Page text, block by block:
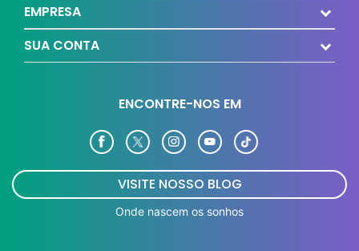
EMPRESA
SUA CONTA
ENCONTRE-NOS EM
VISITE NOSSO BLOG
Onde nascem os sonhos